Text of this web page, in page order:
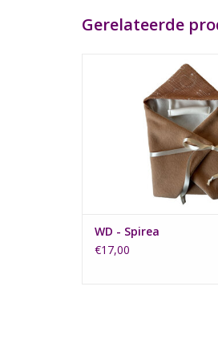
Gerelateerde
Onze wikkeldoeken zijn
kindjes die niet
worden.
Tot ongeveer 22 weken
TOEVOEGEN AAN
WD - Spirea
€17,00